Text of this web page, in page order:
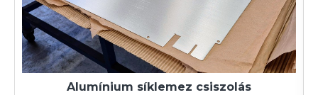
Alumínium síklemez csiszolás